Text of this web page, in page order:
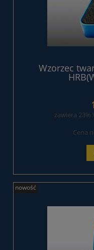
Wzorzec
zawiera
Cena
nowość